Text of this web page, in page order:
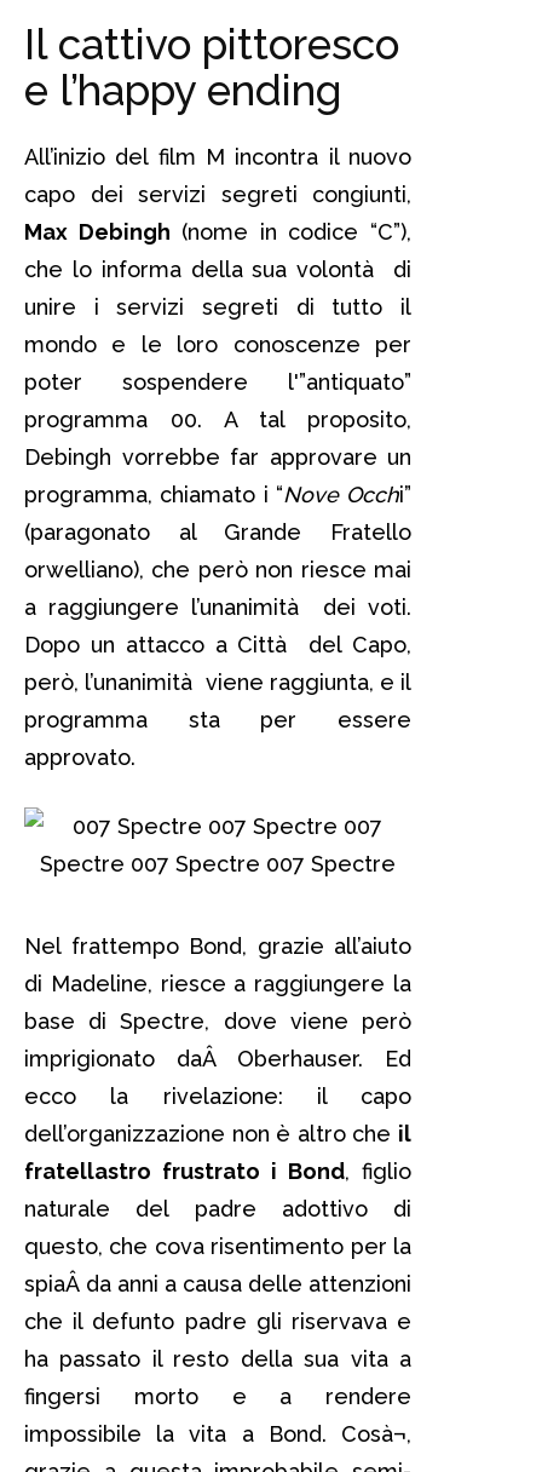
Il cattivo pittoresco
e l’happy ending
All’inizio del film M incontra il nuovo
capo dei servizi segreti congiunti,
Max Debingh (nome in codice “C”),
che lo informa della sua volontà di
unire i servizi segreti di tutto il
mondo e le loro conoscenze per
poter sospendere l'”antiquato”
programma 00. A tal proposito,
Debingh vorrebbe far approvare un
programma, chiamato i “Nove Occhi”
(paragonato al Grande Fratello
orwelliano), che però non riesce mai
a raggiungere l’unanimità dei voti.
Dopo un attacco a Città del Capo,
però, l’unanimità viene raggiunta, e il
programma sta per essere
approvato.
Nel frattempo Bond, grazie all’aiuto
di Madeline, riesce a raggiungere la
base di Spectre, dove viene però
imprigionato daÂ Oberhauser. Ed
ecco la rivelazione: il capo
dell’organizzazione non è altro che il
fratellastro frustrato i Bond, figlio
naturale del padre adottivo di
questo, che cova risentimento per la
spiaÂ da anni a causa delle attenzioni
che il defunto padre gli riservava e
ha passato il resto della sua vita a
fingersi morto e a rendere
impossibile la vita a Bond. Cosà¬,